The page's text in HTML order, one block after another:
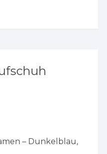
– Dunkelblau,